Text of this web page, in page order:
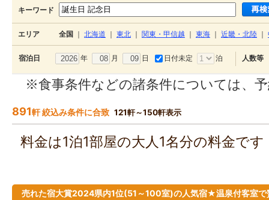
キーワード
エリア 全国 北海道 東北 関東・甲信越 東海 近畿・北陸
宿泊日 年 月 日 日付未定 泊 人数等
※食事条件などの諸条件については、
891軒 絞込み条件に合致 121軒～150軒表示
料金は1泊1部屋の大人1名分の料金で
売れた宿大賞2024県内1位(51～100室)の人気宿★温泉付客室で